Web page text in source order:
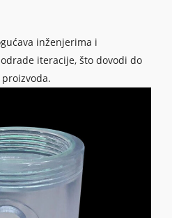
inženjerima i
iteracije, što dovodi do